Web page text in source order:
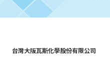
台灣大阪瓦斯化學股份有限公司